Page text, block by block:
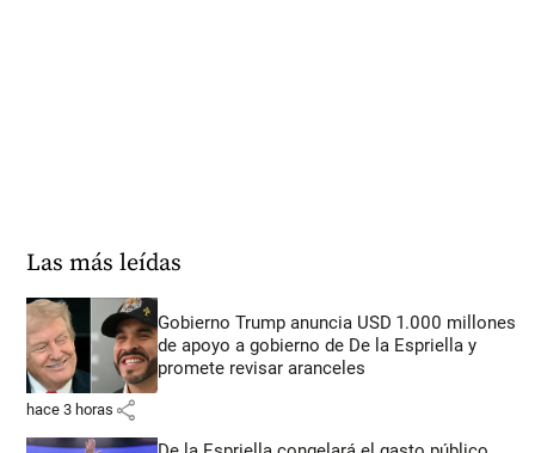
Las más leídas
Gobierno Trump anuncia USD 1.000 millones
de apoyo a gobierno de De la Espriella y
promete revisar aranceles
hace 3 horas share